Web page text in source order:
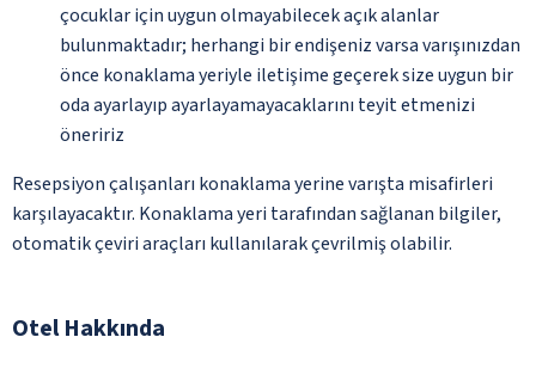
çocuklar için uygun olmayabilecek açık alanlar
bulunmaktadır; herhangi bir endişeniz varsa varışınızdan
önce konaklama yeriyle iletişime geçerek size uygun bir
oda ayarlayıp ayarlayamayacaklarını teyit etmenizi
öneririz
Resepsiyon çalışanları konaklama yerine varışta misafirleri
karşılayacaktır. Konaklama yeri tarafından sağlanan bilgiler,
otomatik çeviri araçları kullanılarak çevrilmiş olabilir.
Otel Hakkında